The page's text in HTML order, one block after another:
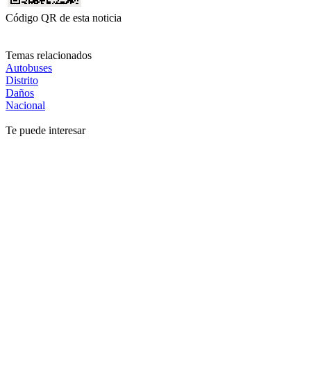
Código QR de esta noticia
Temas relacionados
Autobuses
Distrito
Daños
Nacional
Te puede interesar